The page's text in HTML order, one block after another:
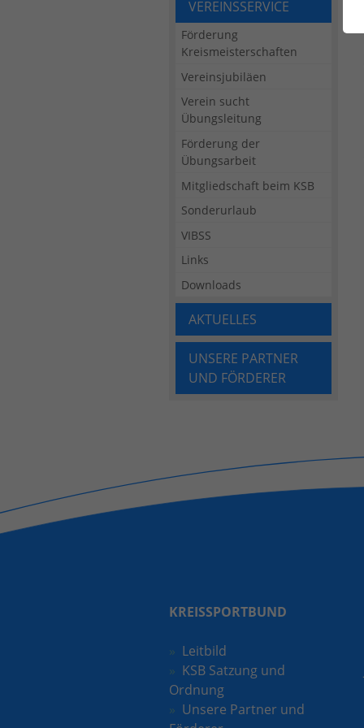
VEREINSSERVICE
Förderung
Kreismeisterschaften
Vereinsjubiläen
Verein sucht
Übungsleitung
Förderung der
Übungsarbeit
Mitgliedschaft beim KSB
Sonderurlaub
VIBSS
Links
Downloads
AKTUELLES
UNSERE PARTNER
UND FÖRDERER
KREISSPORTBUND
Leitbild
KSB Satzung und
Ordnung
Unsere Partner und